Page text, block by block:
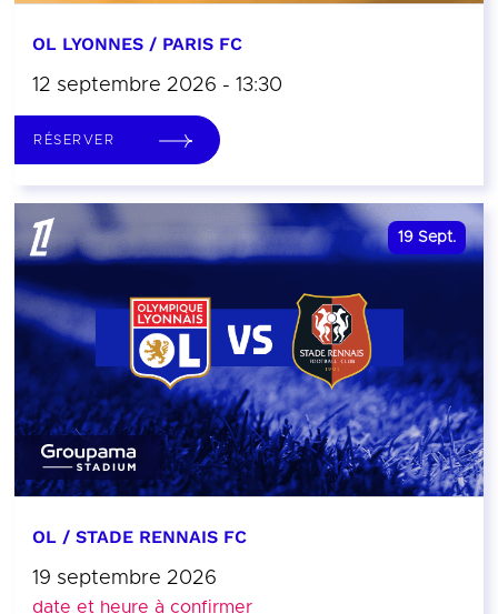
OL LYONNES / PARIS FC
12 septembre 2026 - 13:30
RÉSERVER
19 Sept.
OL / STADE RENNAIS FC
19 septembre 2026
date et heure à confirmer